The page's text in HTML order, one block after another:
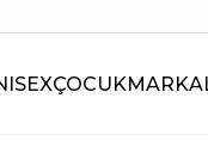
ÇOCUK